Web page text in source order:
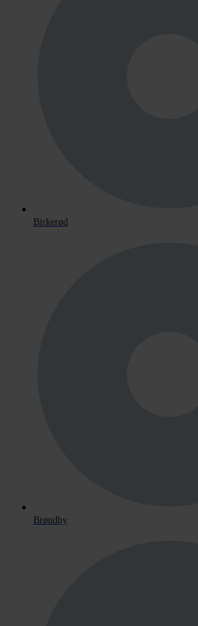
Birkerød
Brøndby